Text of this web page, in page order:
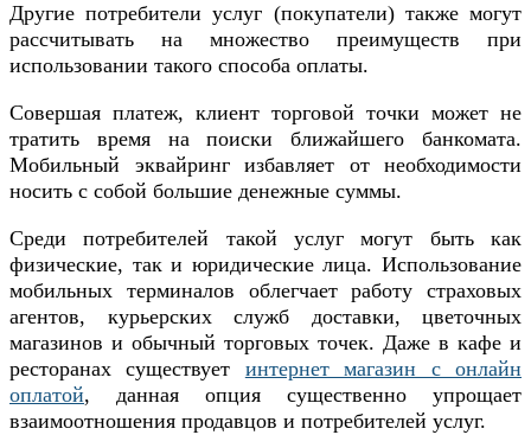
Другие потребители услуг (покупатели) также могут
рассчитывать на множество преимуществ при
использовании такого способа оплаты.
Совершая платеж, клиент торговой точки может не
тратить время на поиски ближайшего банкомата.
Мобильный эквайринг избавляет от необходимости
носить с собой большие денежные суммы.
Среди потребителей такой услуг могут быть как
физические, так и юридические лица. Использование
мобильных терминалов облегчает работу страховых
агентов, курьерских служб доставки, цветочных
магазинов и обычный торговых точек. Даже в кафе и
ресторанах существует интернет магазин с онлайн
оплатой, данная опция существенно упрощает
взаимоотношения продавцов и потребителей услуг.